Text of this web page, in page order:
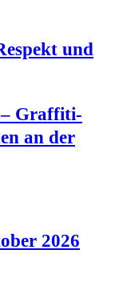
und
– Graf­fi­ti-
an der
2026